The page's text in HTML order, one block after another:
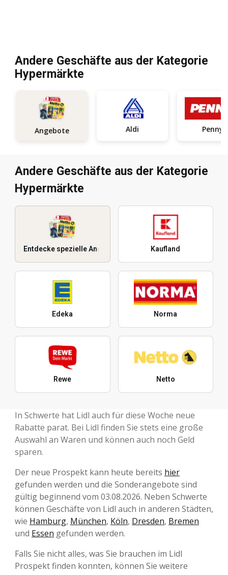
Andere Geschäfte aus der Kategorie
Hypermärkte
Angebote Aldi Penny
Andere Geschäfte aus der Kategorie
Hypermärkte
Entdecke spezielle Angebote Kaufland
Edeka Norma
Rewe Netto
In Schwerte hat Lidl auch für diese Woche neue
Rabatte parat. Bei Lidl finden Sie stets eine große
Auswahl an Waren und können auch noch Geld
sparen.
Der neue Prospekt kann heute bereits hier
gefunden werden und die Sonderangebote sind
gültig beginnend vom 03.08.2026. Neben Schwerte
können Geschäfte von Lidl auch in anderen Städten,
wie Hamburg, München, Köln, Dresden, Bremen
und Essen gefunden werden.
Falls Sie nicht alles, was Sie brauchen im Lidl
Prospekt finden konnten, können Sie weitere